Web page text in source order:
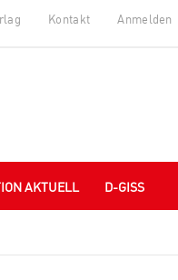
Kontakt Anmelden
AKTUELL D-GISS